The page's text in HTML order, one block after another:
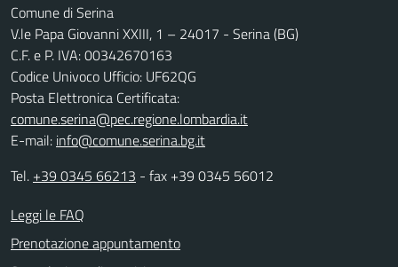
Comune di Serina
V.le Papa Giovanni XXIII, 1 – 24017 - Serina (BG)
C.F. e P. IVA: 00342670163
Codice Univoco Ufficio: UF62QG
Posta Elettronica Certificata:
comune.serina@pec.regione.lombardia.it
E-mail: info@comune.serina.bg.it
Tel. +39 0345 66213 - fax +39 0345 56012
Leggi le FAQ
Prenotazione appuntamento